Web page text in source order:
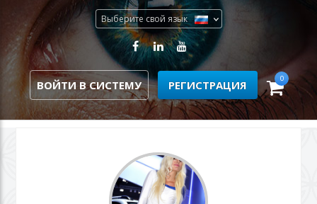
Выберите свой язык
ВОЙТИ В СИСТЕМУ РЕГИСТРАЦИЯ 0